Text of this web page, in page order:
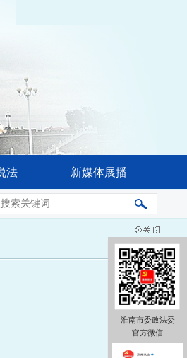
法 新媒体展播
进公安工作现代化 更好促进高水
淮南市委政法委
官方微信